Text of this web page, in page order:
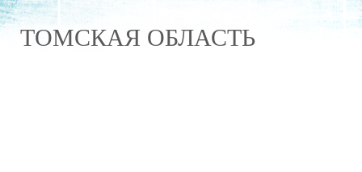
ТОМСКАЯ ОБЛАСТЬ